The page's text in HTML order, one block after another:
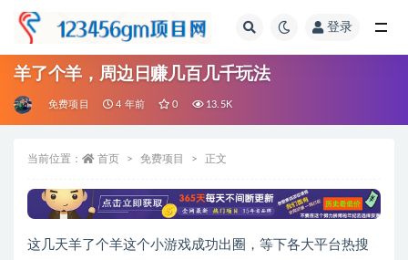
登录
羊了个羊，周边日赚几百几千玩法
免费项目 4 年前 0 13.5K
当前位置： 首页 免费项目 正文
这几天羊了个羊这个小游戏成功出圈，等下各大平台热搜